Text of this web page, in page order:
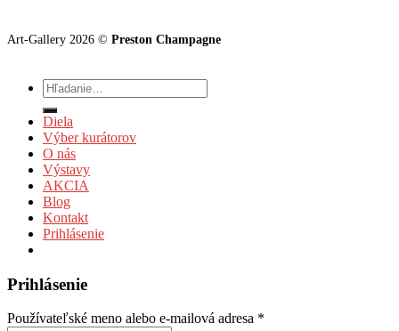
Art-Gallery 2026 © Preston Champagne
Hľadať:
Diela
Výber kurátorov
O nás
Výstavy
AKCIA
Blog
Kontakt
Prihlásenie
Prihlásenie
Používateľské meno alebo e-mailová adresa *